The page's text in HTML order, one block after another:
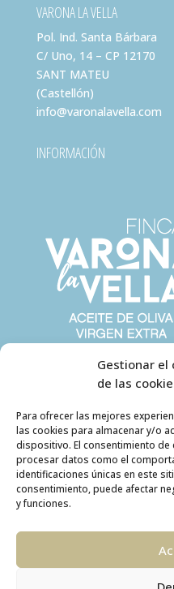
Gestionar el
de las
Para ofrecer las mejores
las cookies para almacenar y/o
dispositivo. El consentimiento
procesar datos como el
identificaciones únicas en este
consentimiento, puede afectar
y funciones.
VARONA LA VELLA
Pol. Ind. Santa Bárbara
C/ Uno, 14 – CP 12170
SANT MATEU
(Castellón)
info@varonalavella.com
INFORMACIÓN